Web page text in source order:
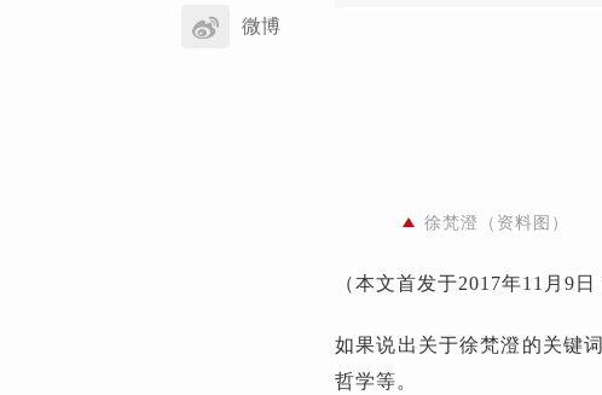
微博
徐梵澄（资料图）
（本文首发于2017年11月9日
如果说出关于徐梵澄的关键
哲学等。